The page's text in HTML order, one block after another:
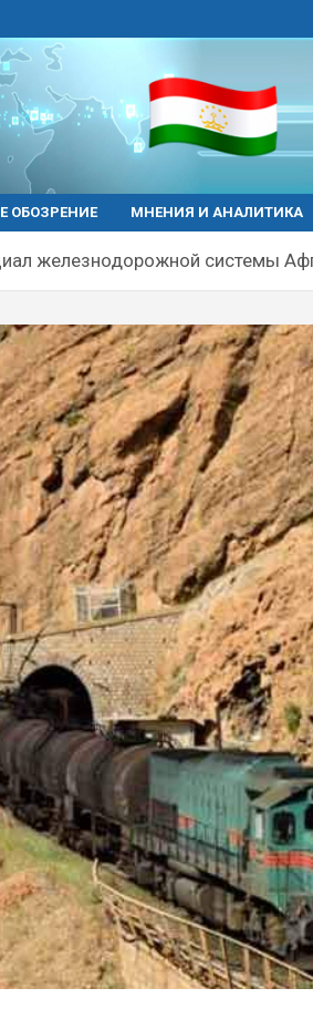
ОБОЗРЕНИЕ МНЕНИЯ И АНАЛИТИКА
железнодорожной системы